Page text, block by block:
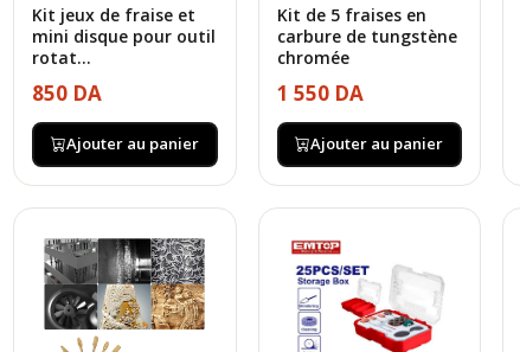
Kit jeux de fraise et
mini disque pour outil
rotat...
850 DA
Ajouter au panier
Kit de 5 fraises en
carbure de tungstène
chromée
1 550 DA
Ajouter au panier